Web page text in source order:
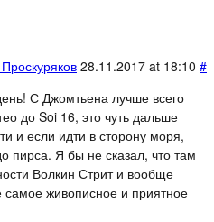
28.11.2017 at 18:10 #
С Джомтьена лучше всего
до Soi 16, это чуть дальше
и если идти в сторону моря,
пирса. Я бы не сказал, что там
Волкин Стрит и вообще
живописное и приятное